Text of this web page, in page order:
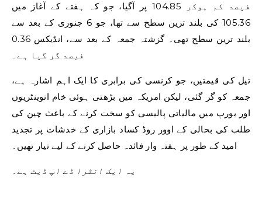
فیصد کم ہوکر 104.85 پر آگیا، جو کہ ہفتے کے آغاز میں
105.36 کی بلند ترین سطح سے تھا، جو 6 جنوری کے بعد سے
بلند ترین سطح تھی۔ گزشتہ جمعہ کے بعد سے، انڈیکس 0.36
فیصد گر گیا ہے۔
تیل کی قیمتیں، جو کرنسی کی برابری کا ایک اہم اشارہ ہے،
جمعہ کو گر گئی، لیکن امریکہ میں بڑھتی ہوئی خام انوینٹریوں
اور یورپ میں مالیاتی پالیسی کو سخت کرنے کے باعث چین کی
طلب کی بحالی کے اوور روڈ کساد بازاری کے خدشات پر تجدید
امید کے طور پر ہفتہ وار فائدہ حاصل کرنے کے لیے تیار تھیں۔
یہ ایک انٹرا ڈے اپ ڈیٹ ہے۔